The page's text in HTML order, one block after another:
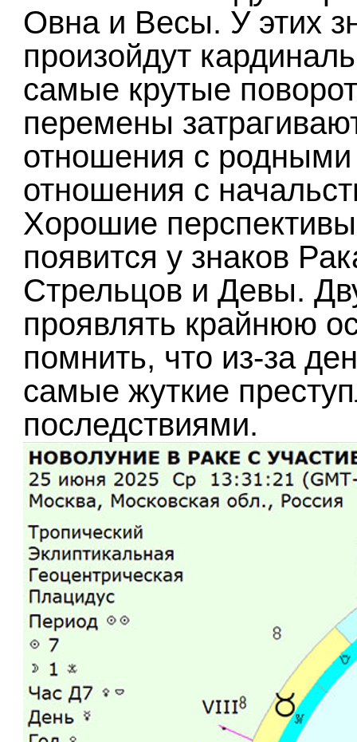
Овна и Весы. У этих
произойдут
самые крутые
перемены
отношения с родными
отношения с
Хорошие
появится у знаков
Стрельцов и Девы.
проявлять крайнюю
помнить, что из-за
самые жуткие
последствиями.